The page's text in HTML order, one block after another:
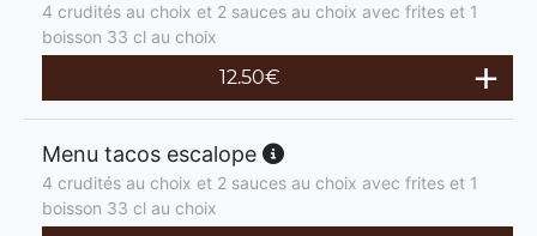
4 crudités au choix et 2 sauces au choix avec frites et 1
boisson 33 cl au choix
12.50€
Menu tacos escalope
4 crudités au choix et 2 sauces au choix avec frites et 1
boisson 33 cl au choix